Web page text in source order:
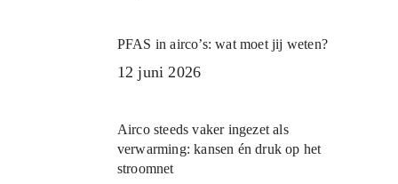
PFAS in airco’s: wat moet jij weten?
12 juni 2026
Airco steeds vaker ingezet als
verwarming: kansen én druk op het
stroomnet